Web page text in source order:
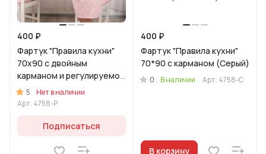
400 ₽
Фартук "Правила кухни"
70х90 с двойным
карманом и регулируемой
бретелью (Соцветие)
5
Нет в наличии
Арт. 4758-Р
Подписаться
400 ₽
Фартук "Правила кухни"
70*90 с карманом (Серый)
0 В наличии Арт. 4758-С
В корзину